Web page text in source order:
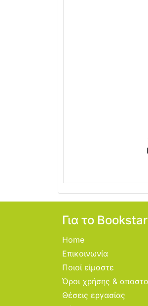
Για το
Home
Επικοινωνία
Ποιοί είμαστε
Όροι χρήσης &
Θέσεις εργασίας